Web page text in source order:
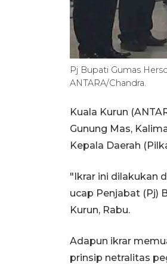
Pj Bupati Gumas
ANTARA/Chandra.
Kuala Kurun
Gunung Mas,
Kepala Daerah
"Ikrar ini dilakukan
ucap Penjabat (Pj)
Kurun, Rabu.
Adapun ikrar
prinsip netralitas